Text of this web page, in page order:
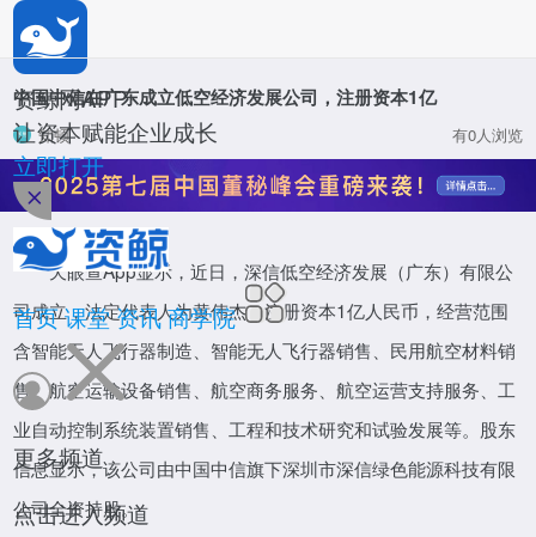
资鲸网APP
让资本赋能企业成长
立即打开
首页课堂资讯商学院
更多频道
点击进入频道
中国中信在广东成立低空经济发展公司，注册资本1亿
知顿 有0人浏览
天眼查App显示，近日，深信低空经济发展（广东）有限公
司成立，法定代表人为黄伟杰，注册资本1亿人民币，经营范围
含智能无人飞行器制造、智能无人飞行器销售、民用航空材料销
售、航空运输设备销售、航空商务服务、航空运营支持服务、工
业自动控制系统装置销售、工程和技术研究和试验发展等。股东
信息显示，该公司由中国中信旗下深圳市深信绿色能源科技有限
公司全资持股。
资鲸网
活动
公司名称
姓名
*职位
手机号码
验证码
确定
投资分析师
致力于培养并认证新时期股权投资菁英人才
立即报名